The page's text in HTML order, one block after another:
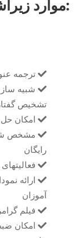
موارد زیراشاره نمود:
ترجمه
شبیه
تشخیص
امکان
مشخص
رایگان
ارائه
آموزان
فیلم
امکان